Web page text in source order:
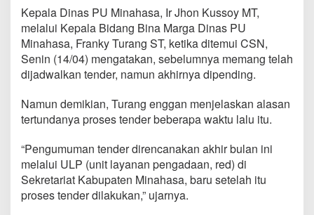
a
k
e
t
P
r
o
e
k
U
a
r
Kepala Dinas PU Minahasa, Ir Jhon Kussoy MT,
melalui Kepala Bidang Bina Marga Dinas PU
Minahasa, Franky Turang ST, ketika ditemui CSN,
Senin (14/04) mengatakan, sebelumnya memang telah
dijadwalkan tender, namun akhirnya dipending.
Namun demikian, Turang enggan menjelaskan alasan
tertundanya proses tender beberapa waktu lalu itu.
“Pengumuman tender direncanakan akhir bulan ini
melalui ULP (unit layanan pengadaan, red) di
Sekretariat Kabupaten Minahasa, baru setelah itu
proses tender dilakukan,” ujarnya.